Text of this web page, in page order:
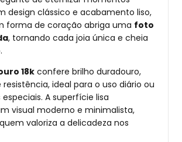
design clássico e acabamento liso,
forma de coração abriga uma foto
, tornando cada joia única e cheia
18kconfere brilho duradouro,
ideal para o uso diário ou
A superfície lisa
visual moderno e minimalista,
valoriza a delicadeza nos